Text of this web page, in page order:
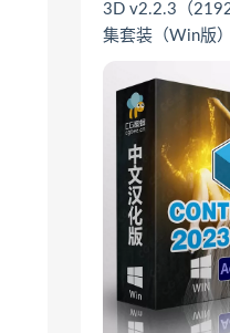
3D v2.2.3（
集套装（Win版）